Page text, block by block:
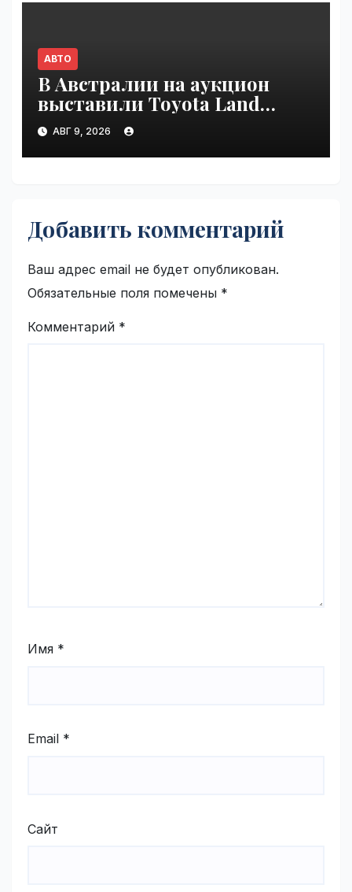
АВТО
В Австралии на аукцион
выставили Toyota Land
Cruiser 200, проехавший 1
млн км | VseTime.ru
АВГ 9, 2026
Добавить комментарий
Ваш адрес email не будет опубликован.
Обязательные поля помечены *
Комментарий *
Имя *
Email *
Сайт